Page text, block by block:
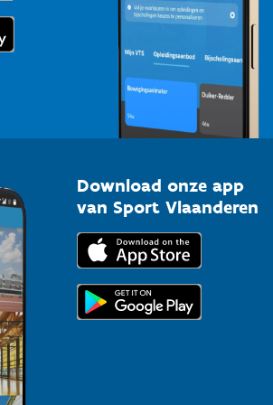
Download onze app
van Sport Vlaanderen